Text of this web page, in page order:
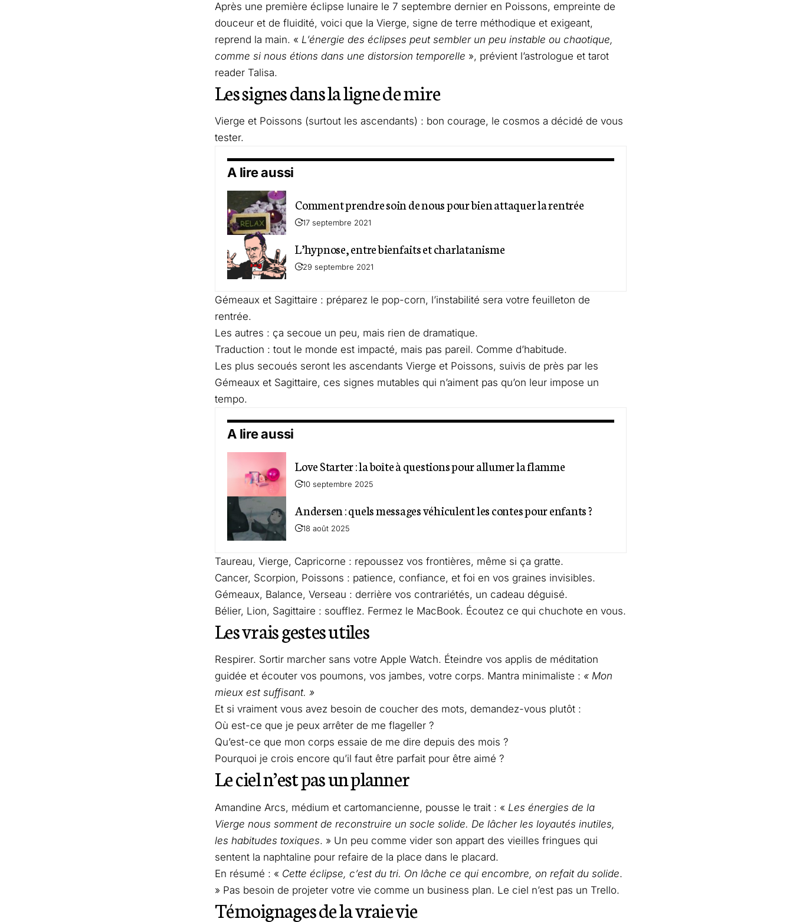
Après une première éclipse lunaire le 7 septembre dernier en Poissons, empreinte de
douceur et de fluidité, voici que la Vierge, signe de terre méthodique et exigeant,
reprend la main. « L’énergie des éclipses peut sembler un peu instable ou chaotique,
comme si nous étions dans une distorsion temporelle », prévient l’astrologue et tarot
reader Talisa.
Les signes dans la ligne de mire
Vierge et Poissons (surtout les ascendants) : bon courage, le cosmos a décidé de vous
tester.
A lire aussi
Comment prendre soin de nous pour bien attaquer la rentrée
17 septembre 2021
L’hypnose, entre bienfaits et charlatanisme
29 septembre 2021
Gémeaux et Sagittaire : préparez le pop-corn, l’instabilité sera votre feuilleton de
rentrée.
Les autres : ça secoue un peu, mais rien de dramatique.
Traduction : tout le monde est impacté, mais pas pareil. Comme d’habitude.
Les plus secoués seront les ascendants Vierge et Poissons, suivis de près par les
Gémeaux et Sagittaire, ces signes mutables qui n’aiment pas qu’on leur impose un
tempo.
A lire aussi
Love Starter : la boîte à questions pour allumer la flamme
10 septembre 2025
Andersen : quels messages véhiculent les contes pour enfants ?
18 août 2025
Taureau, Vierge, Capricorne : repoussez vos frontières, même si ça gratte.
Cancer, Scorpion, Poissons : patience, confiance, et foi en vos graines invisibles.
Gémeaux, Balance, Verseau : derrière vos contrariétés, un cadeau déguisé.
Bélier, Lion, Sagittaire : soufflez. Fermez le MacBook. Écoutez ce qui chuchote en vous.
Les vrais gestes utiles
Respirer. Sortir marcher sans votre Apple Watch. Éteindre vos applis de méditation
guidée et écouter vos poumons, vos jambes, votre corps. Mantra minimaliste : « Mon
mieux est suffisant. »
Et si vraiment vous avez besoin de coucher des mots, demandez-vous plutôt :
Où est-ce que je peux arrêter de me flageller ?
Qu’est-ce que mon corps essaie de me dire depuis des mois ?
Pourquoi je crois encore qu’il faut être parfait pour être aimé ?
Le ciel n’est pas un planner
Amandine Arcs, médium et cartomancienne, pousse le trait : « Les énergies de la
Vierge nous somment de reconstruire un socle solide. De lâcher les loyautés inutiles,
les habitudes toxiques. » Un peu comme vider son appart des vieilles fringues qui
sentent la naphtaline pour refaire de la place dans le placard.
En résumé : « Cette éclipse, c’est du tri. On lâche ce qui encombre, on refait du solide.
» Pas besoin de projeter votre vie comme un business plan. Le ciel n’est pas un Trello.
Témoignages de la vraie vie